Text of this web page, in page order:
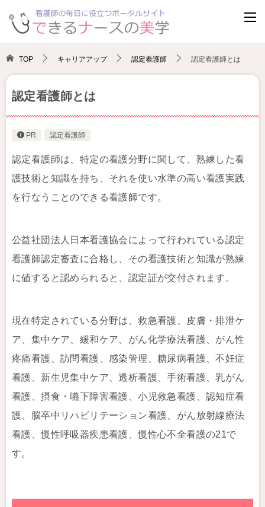
TOP キャリアアップ 認定看護師 認定看護師とは
認定看護師とは
PR 認定看護師
認定看護師は、特定の看護分野に関して、熟練した看
護技術と知識を持ち、それを使い水準の高い看護実践
を行なうことのできる看護師です。
公益社団法人日本看護協会によって行われている認定
看護師認定審査に合格し、その看護技術と知識が熟練
に値すると認められると、認定証が交付されます。
現在特定されている分野は、救急看護、皮膚・排泄ケ
ア、集中ケア、緩和ケア、がん化学療法看護、がん性
疼痛看護、訪問看護、感染管理、糖尿病看護、不妊症
看護、新生児集中ケア、透析看護、手術看護、乳がん
看護、摂食・嚥下障害看護、小児救急看護、認知症看
護、脳卒中リハビリテーション看護、がん放射線療法
看護、慢性呼吸器疾患看護、慢性心不全看護の21で
す。